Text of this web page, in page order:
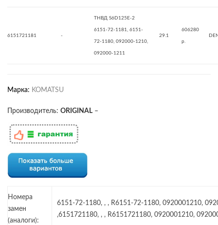
6151721181 -
ТНВД S6D125E-2
6151-72-1181, 6151-
72-1180, 092000-1210,
092000-1211
29.1
606280
р.
Марка: KOMATSU
Производитель: ORIGINAL –
Номера
замен
(аналоги):
6151-72-1180, , , R6151-72-1180, 0920001210,
,6151721180, , , R6151721180, 0920001210,